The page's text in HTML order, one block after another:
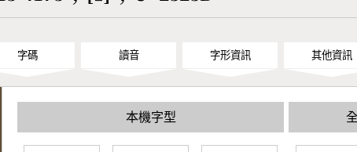
字碼 讀音 字形資訊 其他資訊
本機字型